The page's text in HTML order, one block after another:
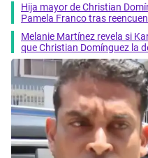
Hija mayor de Christian
Pamela Franco tras
Melanie Martínez revela si
que Christian Domínguez la